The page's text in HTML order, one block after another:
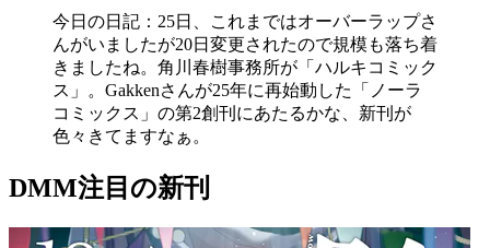
今日の日記：25日、これまではオーバーラップさ
んがいましたが20日変更されたので規模も落ち着
きましたね。角川春樹事務所が「ハルキコミック
ス」。Gakkenさんが25年に再始動した「ノーラ
コミックス」の第2創刊にあたるかな、新刊が
色々きてますなぁ。
DMM注目の新刊